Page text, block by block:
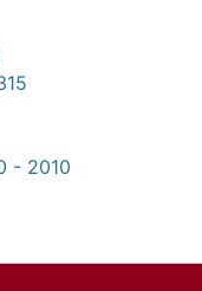
- 2010